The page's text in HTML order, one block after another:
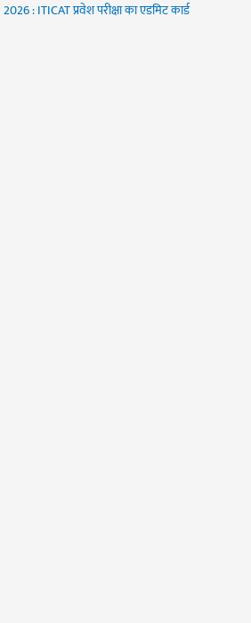
: ITICAT प्रवेश परीक्षा का एडमिट कार्ड